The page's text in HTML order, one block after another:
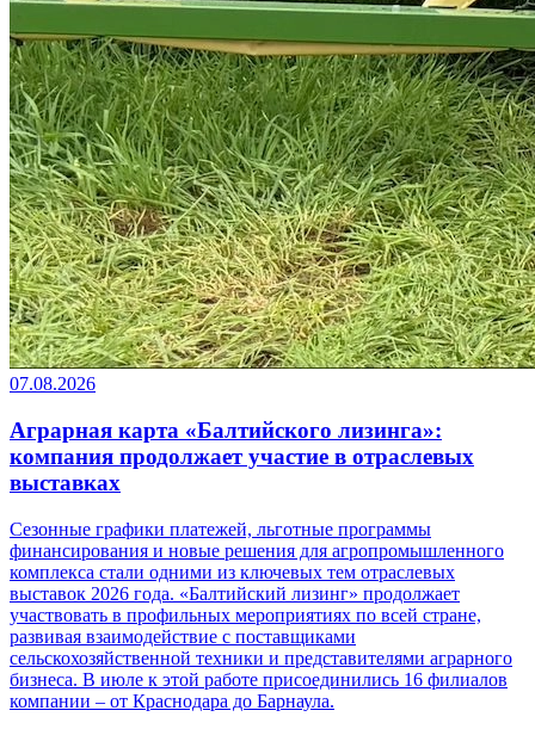
07.08.2026
Аграрная карта «Балтийского лизинга»:
компания продолжает участие в отраслевых
выставках
Сезонные графики платежей, льготные программы
финансирования и новые решения для агропромышленного
комплекса стали одними из ключевых тем отраслевых
выставок 2026 года. «Балтийский лизинг» продолжает
участвовать в профильных мероприятиях по всей стране,
развивая взаимодействие с поставщиками
сельскохозяйственной техники и представителями аграрного
бизнеса. В июле к этой работе присоединились 16 филиалов
компании – от Краснодара до Барнаула.